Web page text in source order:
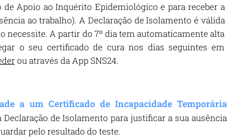
Apoio ao Inquérito Epidemiológico e para receber a
ao trabalho). A Declaração de Isolamento é válida
necessite. A partir do 7º dia tem automaticamente alta
o seu certificado de cura nos dias seguintes em
ou através da App SNS24.
a um Certificado de Incapacidade Temporária
de Isolamento para justificar a sua ausência
pelo resultado do teste.